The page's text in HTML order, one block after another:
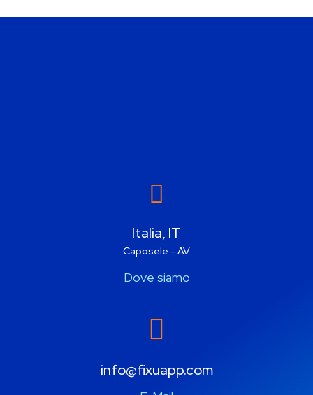
Italia, IT
Caposele - AV
Dove siamo
info@fixuapp.com